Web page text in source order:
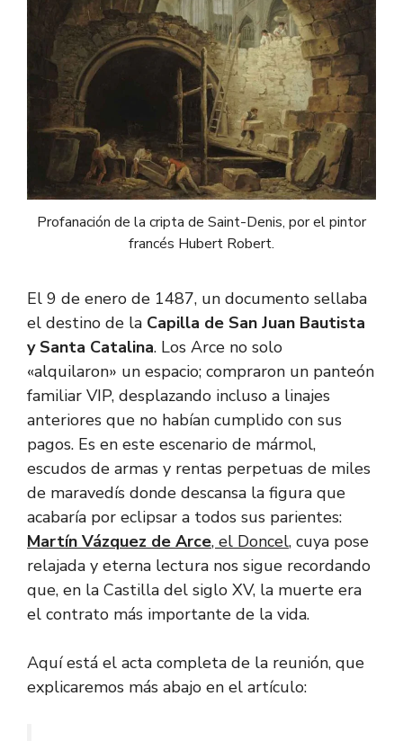
Profanación de la cripta de Saint-Denis, por el pintor
francés Hubert Robert.
El 9 de enero de 1487, un documento sellaba
el destino de la Capilla de San Juan Bautista
y Santa Catalina. Los Arce no solo
«alquilaron» un espacio; compraron un panteón
familiar VIP, desplazando incluso a linajes
anteriores que no habían cumplido con sus
pagos. Es en este escenario de mármol,
escudos de armas y rentas perpetuas de miles
de maravedís donde descansa la figura que
acabaría por eclipsar a todos sus parientes:
Martín Vázquez de Arce, el Doncel, cuya pose
relajada y eterna lectura nos sigue recordando
que, en la Castilla del siglo XV, la muerte era
el contrato más importante de la vida.
Aquí está el acta completa de la reunión, que
explicaremos más abajo en el artículo: